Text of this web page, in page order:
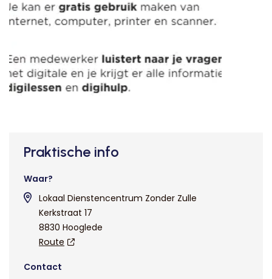
Praktische info
Waar?
Lokaal Dienstencentrum Zonder Zulle
Kerkstraat 17
8830 Hooglede
Route
Contact